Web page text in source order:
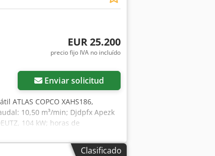
EUR 25.200
precio fijo IVA no incluído
Enviar solicitud
ATLAS COPCO XAHS186,
10,50 m³/min; Djdpfx Apezk
104 kW; horas de
listo para su uso y
La máquina se encuentra en
Clasificado